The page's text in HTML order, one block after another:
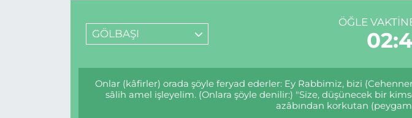
GÖLBAŞI
ÖĞLE
Onlar (kâfirler) orada şöyle feryad ederler: Ey Rabbimiz, bizi
sâlih amel işleyelim. (Onlara şöyle denilir:) "Size, düşünecek bir
azâbından korkutan